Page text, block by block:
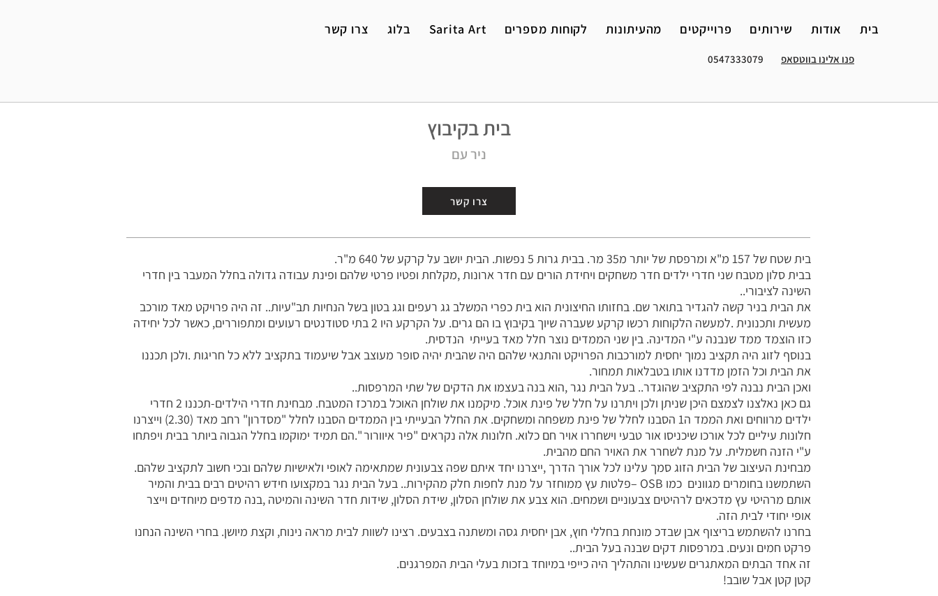
בית אודות שירותים פרוייקטים מהעיתונות לקוחות מספרים Sarita Art בלוג צרו קשר
0547333079 פנו אלינו בווטסאפ
בית בקיבוץ
ניר עם
צרו קשר
בית שטח של 157 מ"א ומרפסת של יותר מ35 מר. בבית גרות 5 נפשות. הבית יושב על קרקע של 640 מ"ר.
בבית סלון מטבח שני חדרי ילדים חדר משחקים ויחידת הורים עם חדר ארונות ,מקלחת ופטיו פרטי שלהם ופינת עבודה גדולה בחלל המעבר בין חדרי
השינה לציבורי..
את הבית בניר קשה להגדיר בתואר שם. בחזותו החיצונית הוא בית כפרי המשלב גג רעפים וגג בטון בשל הנחיות תב"עיות.. זה היה פרויקט מאד מורכב
מעשית ותכנונית .למעשה הלקוחות רכשו קרקע שעברה שיוך בקיבוץ בו הם גרים. על הקרקע היו 2 בתי סטודנטים רעועים ומתפוררים, כאשר לכל יחידה
כזו הוצמד ממד שנבנה ע"י המדינה. בין שני הממדים נוצר חלל מאד בעייתי הנדסית.
בנוסף לזוג היה תקציב נמוך יחסית למורכבות הפרויקט והתנאי שלהם היה שהבית יהיה סופר מעוצב אבל שיעמוד בתקציב ללא כל חריגות .ולכן תכננו
את הבית וכל הזמן מדדנו אותו בטבלאות תמחור.
ואכן הבית נבנה לפי התקציב שהוגדר.. בעל הבית נגר ,הוא בנה בעצמו את הדקים של שתי המרפסות..
גם כאן נאלצנו לצמצם היכן שניתן ולכן ויתרנו על חלל של פינת אוכל. מיקמנו את שולחן האוכל במרכז המטבח. מבחינת חדרי הילדים-תכננו 2 חדרי
ילדים מרווחים ואת הממד ה1 הסבנו לחלל של פינת משפחה ומשחקים. את החלל הבעייתי בין הממדים הסבנו לחלל "מסדרון" רחב מאד (2.30) וייצרנו
חלונות עיליים לכל אורכו שיכניסו אור טבעי וישחררו אויר חם כלוא. חלונות אלה נקראים "פיר איוורור ".הם תמיד ימוקמו בחלל הגבוה ביותר בבית ויפתחו
ע"י הזנה חשמלית. על מנת לשחרר את האויר החם מהבית.
מבחינת העיצוב של הבית הזוג סמך עלינו לכל אורך הדרך ,ייצרנו יחד איתם שפה צבעונית שמתאימה לאופי ולאישיות שלהם ובכי חשוב לתקציב שלהם.
השתמשנו בחומרים מגוונים כמו OSB –פלטות עץ ממוחזר על מנת לחפות חלק מהקירות.. בעל הבית נגר במקצועו חידש רהיטים רבים בבית והמיר
אותם מרהיטי עץ מדכאים לרהיטים צבעוניים ושמחים. הוא צבע את שולחן הסלון, שידת הסלון, שידות חדר השינה והמיטה ,בנה מדפים מיוחדים וייצר
אופי יחודי לבית הזה.
בחרנו להשתמש בריצוף אבן שבדכ מונחת בחללי חוץ, אבן יחסית גסה ומשתנה בצבעים. רצינו לשוות לבית מראה נינוח, וקצת מיושן. בחרי השינה הנחנו
פרקט חמים ונעים. במרפסות דקים שבנה בעל הבית..
זה אחד הבתים המאתגרים שעשינו והתהליך היה כייפי במיוחד בזכות בעלי הבית המפרגנים.
קטן קטן אבל שובב!